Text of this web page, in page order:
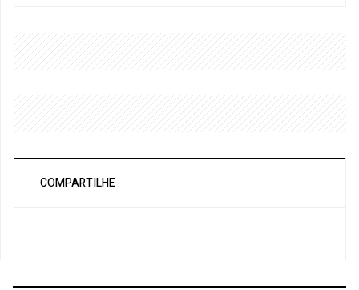
COMPARTILHE